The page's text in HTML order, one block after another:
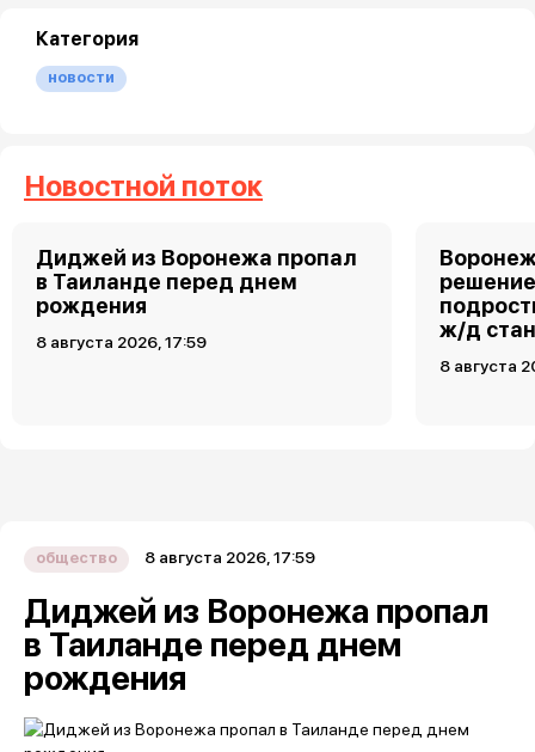
Категория
новости
Новостной поток
Диджей из Воронежа пропал
в Таиланде перед днем
рождения
8 августа 2026, 17:59
ж/д
8 августа
общество 8 августа 2026, 17:59
Диджей из Воронежа пропал
в Таиланде перед днем
рождения